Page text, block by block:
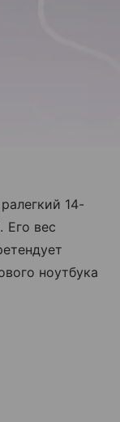
14-
Его вес
ноутбука